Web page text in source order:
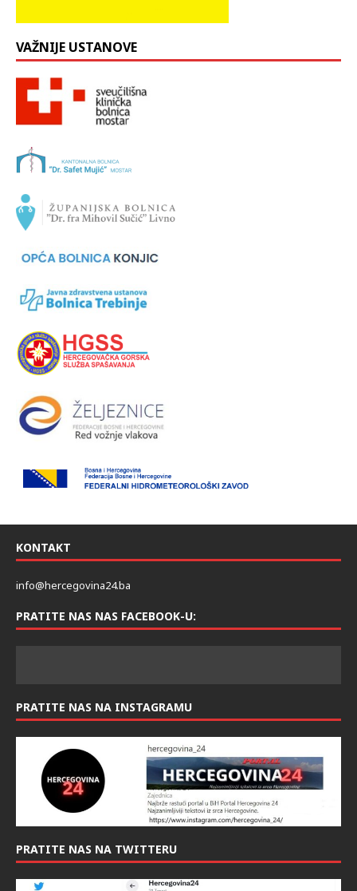
VAŽNIJE USTANOVE
KONTAKT
PRATITE NAS NA INSTAGRAMU